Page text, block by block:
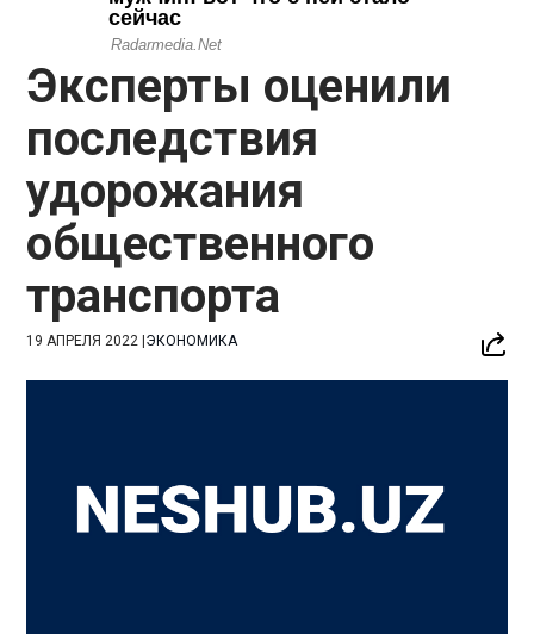
Эксперты оценили
последствия
удорожания
общественного
транспорта
19 АПРЕЛЯ 2022 |ЭКОНОМИКА